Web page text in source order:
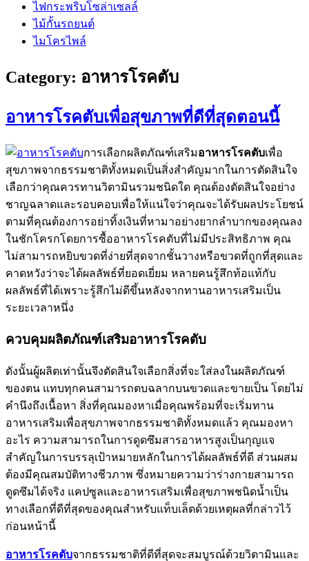
ไฟกระพริบโซล่าเซลล์
ไม้กั้นรถยนต์
ไมโครไพล์
Category: อาหารโรคตับ
อาหารโรคตับเพื่อสุขภาพที่ดีที่สุดตอนนี้
การเลือกผลิตภัณฑ์เสริมอาหารโรคตับเพื่อ
สุขภาพจากธรรมชาติทั้งหมดเป็นสิ่งสำคัญมากในการตัดสินใจ
เลือกว่าคุณควรทานวิตามินรวมชนิดใด คุณต้องตัดสินใจอย่าง
ชาญฉลาดและรอบคอบเพื่อให้แน่ใจว่าคุณจะได้รับผลประโยชน์
ตามที่คุณต้องการอย่าทิ้งเงินที่หามาอย่างยากลำบากของคุณลง
ในชักโครกโดยการซื้ออาหารโรคตับที่ไม่มีประสิทธิภาพ คุณ
ไม่สามารถหยิบขวดที่ง่ายที่สุดจากชั้นวางหรือขวดที่ถูกที่สุดและ
คาดหวังว่าจะได้ผลลัพธ์ที่ยอดเยี่ยม หลายคนรู้สึกท้อแท้กับ
ผลลัพธ์ที่ได้เพราะรู้สึกไม่ดีขึ้นหลังจากทานอาหารเสริมเป็น
ระยะเวลาหนึ่ง
ควบคุมผลิตภัณฑ์เสริมอาหารโรคตับ
ดังนั้นผู้ผลิตเท่านั้นจึงตัดสินใจเลือกสิ่งที่จะใส่ลงในผลิตภัณฑ์
ของตน แทบทุกคนสามารถตบฉลากบนขวดและขายเป็น โดยไม่
คำนึงถึงเนื้อหา สิ่งที่คุณมองหาเมื่อคุณพร้อมที่จะเริ่มทาน
อาหารเสริมเพื่อสุขภาพจากธรรมชาติทั้งหมดแล้ว คุณมองหา
อะไร ความสามารถในการดูดซึมสารอาหารสูงเป็นกุญแจ
สำคัญในการบรรลุเป้าหมายหลักในการได้ผลลัพธ์ที่ดี ส่วนผสม
ต้องมีคุณสมบัติทางชีวภาพ ซึ่งหมายความว่าร่างกายสามารถ
ดูดซึมได้จริง แคปซูลและอาหารเสริมเพื่อสุขภาพชนิดน้ำเป็น
ทางเลือกที่ดีที่สุดของคุณสำหรับแท็บเล็ตด้วยเหตุผลที่กล่าวไว้
ก่อนหน้านี้
อาหารโรคตับจากธรรมชาติที่ดีที่สุดจะสมบูรณ์ด้วยวิตามินและ